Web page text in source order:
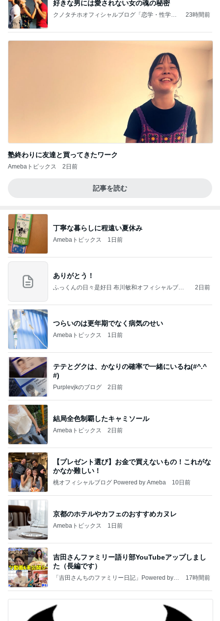
好きな男には愛されない女の魂の秘密
クノタチホオフィシャルブログ「恋学・性学研
23時間前
塾終わりに友達と買ってきたワーク
Amebaトピックス 2日前
記事を読む
丁寧な暮らしに程遠い夏休み
Amebaトピックス 1日前
ありがとう！
ふっくんの日々是好日 布川敏和オフィシャルブロ
2日前
つらいのは更年期でなく病気のせい
Amebaトピックス 1日前
テテとグクは、かなりの確率で一緒にいるね(#^.^
#)
Purplevjkのブログ 2日前
結局全色制覇したキャミソール
Amebaトピックス 2日前
【プレゼント選び】お金で買えないもの！これがな
かなか難しい！
桃オフィシャルブログ Powered by Ameba 10日前
京都のホテルやカフェのおすすめカヌレ
Amebaトピックス 1日前
吉田さんファミリー語り部YouTubeアップしまし
た（長編です）
「吉田さんちのファミリー日記」Powered by A
17時間前